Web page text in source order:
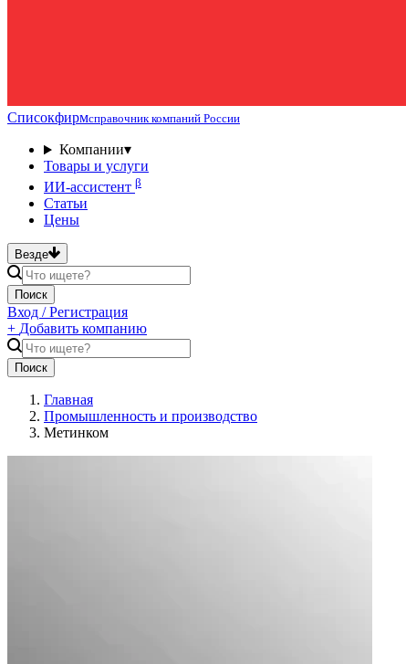
Списокфирмсправочник компаний России
Компании▾
Товары и услуги
ИИ-ассистент β
Статьи
Цены
Везде
Поиск
Вход / Регистрация
+ Добавить компанию
Поиск
Главная
Промышленность и производство
Метинком